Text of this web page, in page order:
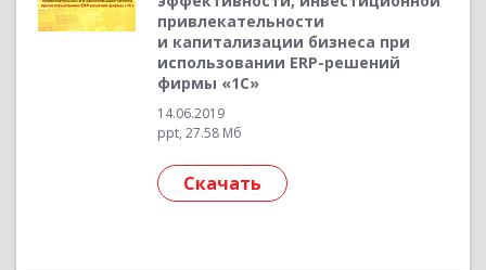
привлекательности
и капитализации бизнеса при
использовании ERP-решений
фирмы «1С»
14.06.2019
ppt, 27.58 Мб
Скачать